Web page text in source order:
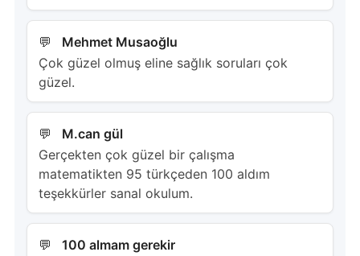
Mehmet Musaoğlu
Çok güzel olmuş eline sağlık soruları çok
güzel.
M.can gül
Gerçekten çok güzel bir çalışma
matematikten 95 türkçeden 100 aldım
teşekkürler sanal okulum.
100 almam gerekir